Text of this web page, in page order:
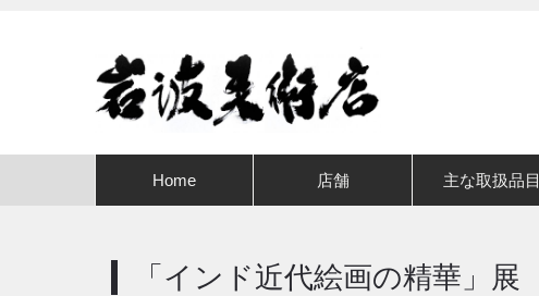
Home 店舗 主な取扱品目
「インド近代絵画の精華」展